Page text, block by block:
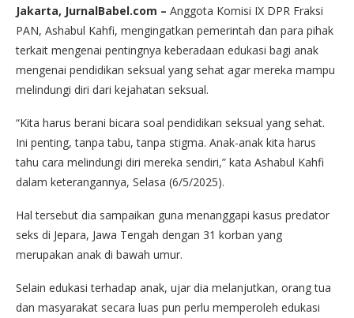
Jakarta, JurnalBabel.com – Anggota Komisi IX DPR Fraksi
PAN, Ashabul Kahfi, mengingatkan pemerintah dan para pihak
terkait mengenai pentingnya keberadaan edukasi bagi anak
mengenai pendidikan seksual yang sehat agar mereka mampu
melindungi diri dari kejahatan seksual.
“Kita harus berani bicara soal pendidikan seksual yang sehat.
Ini penting, tanpa tabu, tanpa stigma. Anak-anak kita harus
tahu cara melindungi diri mereka sendiri,” kata Ashabul Kahfi
dalam keterangannya, Selasa (6/5/2025).
Hal tersebut dia sampaikan guna menanggapi kasus predator
seks di Jepara, Jawa Tengah dengan 31 korban yang
merupakan anak di bawah umur.
Selain edukasi terhadap anak, ujar dia melanjutkan, orang tua
dan masyarakat secara luas pun perlu memperoleh edukasi